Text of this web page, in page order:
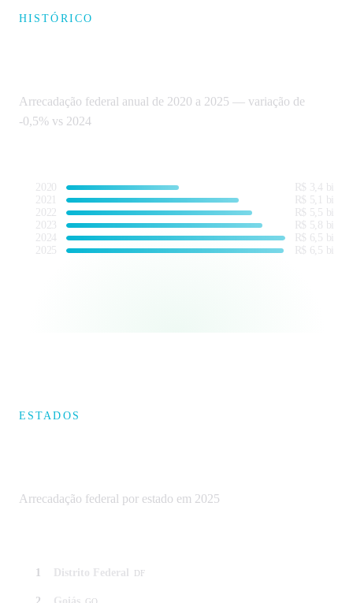
HISTÓRICO
Arrecadação federal anual de 2020 a 2025 — variação de
-0,5% vs 2024
2020
R$ 3,4 bi
2021
R$ 5,1 bi
2022
R$ 5,5 bi
2023
R$ 5,8 bi
2024
R$ 6,5 bi
2025
R$ 6,5 bi
ESTADOS
Arrecadação federal por estado em 2025
1 Distrito Federal DF